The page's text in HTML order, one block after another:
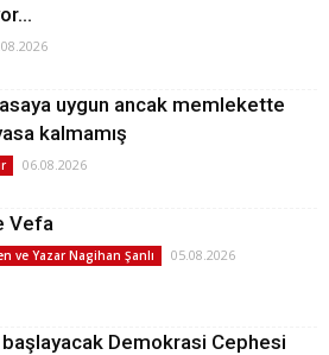
uygun ancak memlekette
kalmamış
06.08.2026
Vefa
ve Yazar Nagihan Şanlı 05.08.2026
Demokrasi Cephesi